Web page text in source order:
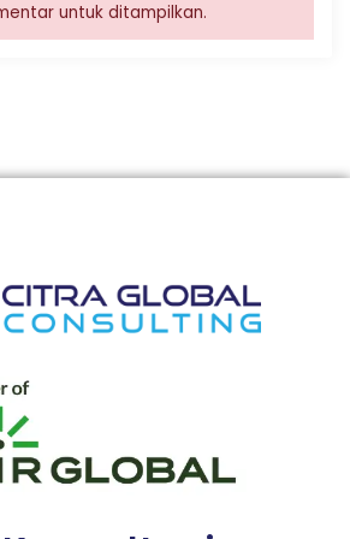
untuk ditampilkan.